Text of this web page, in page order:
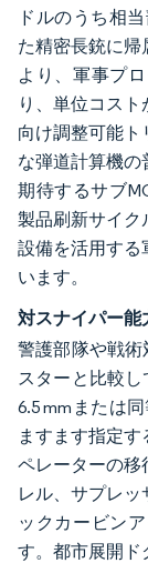
ドルのうち相
た精密長銃に
より、軍事プ
り、単位コス
向け調整可能
な弾道計算機
期待するサブ
製品刷新サイク
設備を活用する
います。
対スナイパー能
警護部隊や戦術
スターと比較し
6.5 mmまたは
ますます指定
ペレーターの移
レル、サプレ
ックカービン
す。都市展開ド